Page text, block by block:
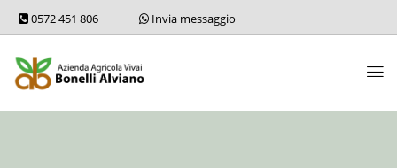
0572 451 806 Invia messaggio